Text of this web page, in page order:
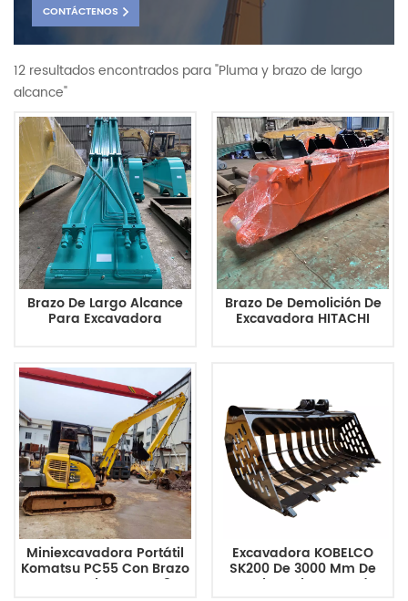
CONTÁCTENOS
12 resultados encontrados para "Pluma y brazo de largo
alcance"
Brazo De Largo Alcance
Para Excavadora
Roto
Brazo De Demolición De
Excavadora HITACHI
Miniexcavadora Portátil
Komatsu PC55 Con Brazo
De Largo Alcance De 8 M
Excavadora KOBELCO
SK200 De 3000 Mm De
Ancho Cubo De Red